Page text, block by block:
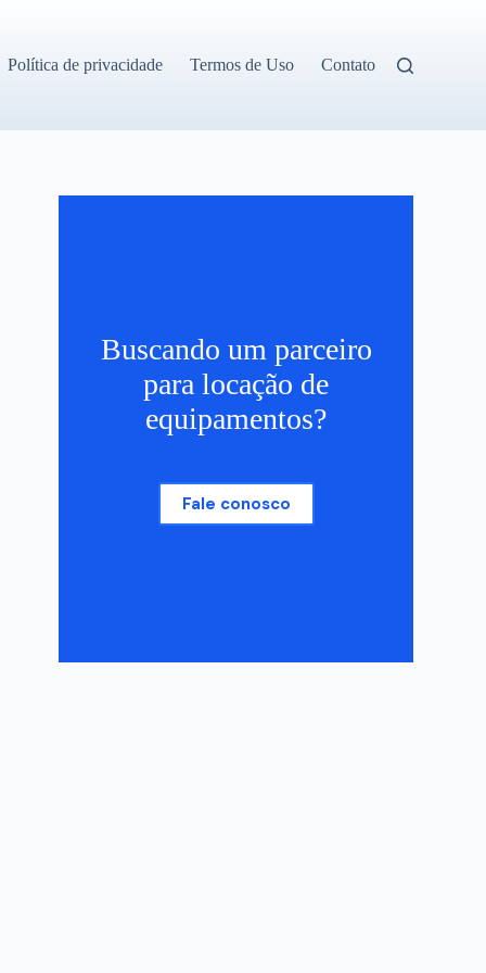
Política de privacidade Termos de Uso Contato
Buscando um parceiro
para locação de
equipamentos?
Fale conosco